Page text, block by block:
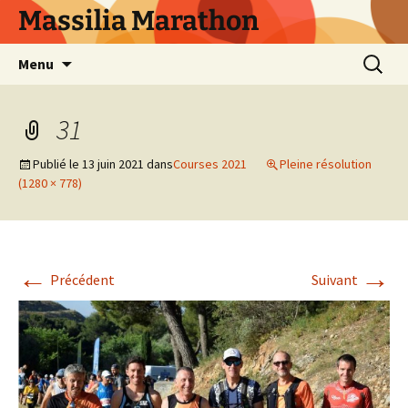
AllerMassilia Marathon
Menu
31
Publié le 13 juin 2021 dansCourses 2021
Pleine résolution
(1280 × 778)
← Précédent Suivant →